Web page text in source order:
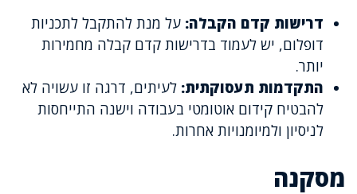
דרישות קדם הקבלה: על מנת להתקבל לתכניות
דופלום, יש לעמוד בדרישות קדם קבלה מחמירות
יותר.
התקדמות תעסוקתית: לעיתים, דרגה זו עשויה לא
להבטיח קידום אוטומטי בעבודה וישנה התייחסות
לניסיון ולמיומנויות אחרות.
מסקנה